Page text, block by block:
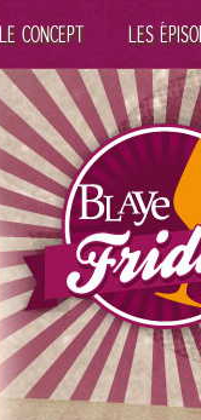
LE CONCEPT LES